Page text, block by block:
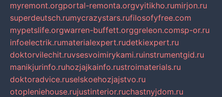
myremont.orgportal-remonta.orgvyitikho.rumirjon.ru
superdeutsch.rumycrazystars.rufilosofyfree.com
mypetslife.orgwarren-buffett.orggreleon.comsp-or.ru
infoelectrik.rumaterialexpert.rudetkiexpert.ru
doktorvilechit.ruvsesvoimirykami.ruinstrumentgid.ru
manikjurinfo.ruhozjajkainfo.rustroimaterials.ru
doktoradvice.ruselskoehozjajstvo.ru
otopleniehouse.rujustinterior.ruchastnyjdom.ru